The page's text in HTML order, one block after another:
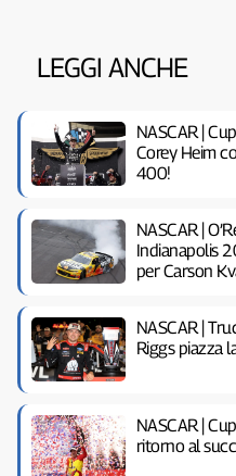
LEGGI ANCHE
NASCAR |
Corey Heim
400!
NASCAR |
Indianapolis
per Carson
NASCAR |
Riggs piazza
NASCAR |
ritorno al